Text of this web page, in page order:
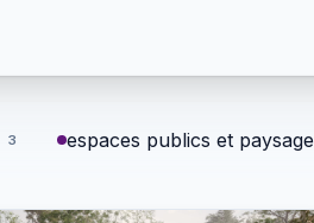
3 espaces publics et paysage